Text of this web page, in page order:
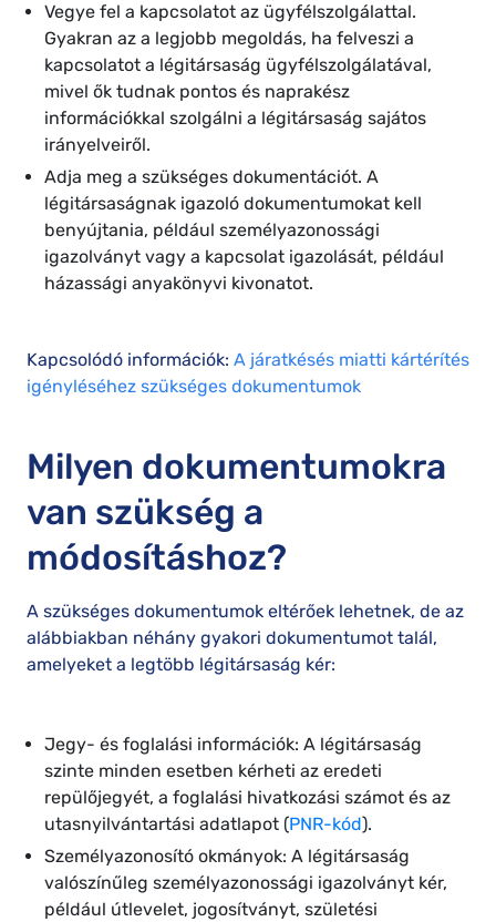
Vegye fel a kapcsolatot az ügyfélszolgálattal.
Gyakran az a legjobb megoldás, ha felveszi a
kapcsolatot a légitársaság ügyfélszolgálatával,
mivel ők tudnak pontos és naprakész
információkkal szolgálni a légitársaság sajátos
irányelveiről.
Adja meg a szükséges dokumentációt. A
légitársaságnak igazoló dokumentumokat kell
benyújtania, például személyazonossági
igazolványt vagy a kapcsolat igazolását, például
házassági anyakönyvi kivonatot.
Kapcsolódó információk: A járatkésés miatti kártérítés
igényléséhez szükséges dokumentumok
Milyen dokumentumokra
van szükség a
módosításhoz?
A szükséges dokumentumok eltérőek lehetnek, de az
alábbiakban néhány gyakori dokumentumot talál,
amelyeket a legtöbb légitársaság kér:
Jegy- és foglalási információk: A légitársaság
szinte minden esetben kérheti az eredeti
repülőjegyét, a foglalási hivatkozási számot és az
utasnyilvántartási adatlapot (PNR-kód).
Személyazonosító okmányok: A légitársaság
valószínűleg személyazonossági igazolványt kér,
például útlevelet, jogosítványt, születési